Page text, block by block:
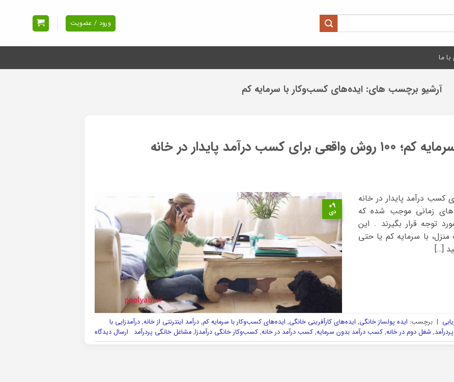
ورود / عضویت
ما
آرشیو برچسب های: ایده‌های کسب‌وکار با سرمایه کم
پایدار در خانه
۰۹
دی
کسب درآمد پایدار در خانه
زمانی موجب شده که
توجه قرار بگیرند . این
با سرمایه کم یا حتی
[…]
| برچسب: ایده‌ پولساز خانگی, ایده‌های کارآفرینی خانگی, ایده‌های کسب‌وکار با سرمایه کم,درآمد اینترنتی از خانه,درآمدزایی با
, شغل دوم در خانه,کسب درآمد بدون سرمایه,کسب درآمد در خانه,کسب‌وکار خانگی درآمدزا,مشاغل خانگی پردرآمد ارسال دیدگاه